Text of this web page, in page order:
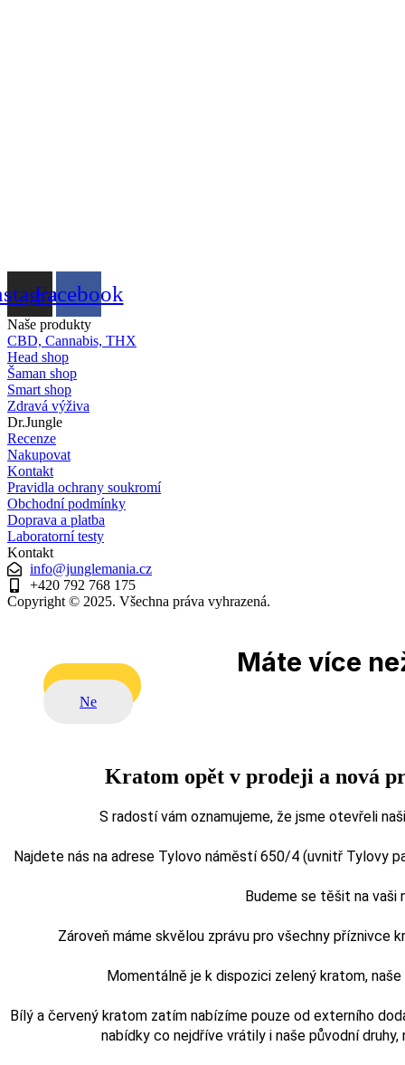
Facebook
Naše produkty
CBD, Cannabis, THX
Head shop
Šaman shop
Smart shop
Zdravá výživa
Dr.Jungle
Recenze
Nakupovat
Kontakt
Pravidla ochrany soukromí
Obchodní podmínky
Doprava a platba
Laboratorní testy
Kontakt
info@junglemania.cz
+420 792 768 175
Copyright © 2025. Všechna práva vyhrazená.
Máte více
Ne
Kratom opět v prodeji a nová
S radostí vám oznamujeme, že jsme otevřeli
Najdete nás na adrese Tylovo náměstí 650/4 (uvnitř Tylovy
Budeme se těšit na vaši
Zároveň máme skvělou zprávu pro všechny příznivce
Momentálně je k dispozici zelený kratom,
Bílý a červený kratom zatím nabízíme pouze od externího
nabídky co nejdříve vrátily i naše původní